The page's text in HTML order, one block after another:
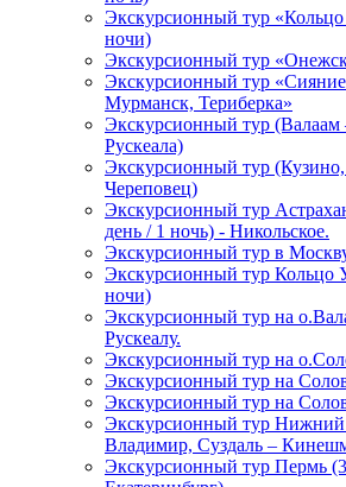
Экскурсионный тур
ночи)
Экскурсионный тур
Экскурсионный тур
Мурманск, Териберка»
Экскурсионный тур (Валаам
Рускеала)
Экскурсионный тур
Череповец)
Экскурсионный тур
день / 1 ночь) - Никольское.
Экскурсионный тур в
Экскурсионный тур Кольцо
ночи)
Экскурсионный тур на
Рускеалу.
Экскурсионный тур на
Экскурсионный тур на
Экскурсионный тур на
Экскурсионный тур
Владимир, Суздаль –
Экскурсионный тур Пермь